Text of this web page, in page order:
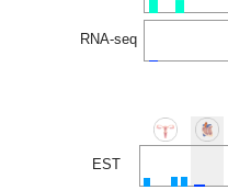
RNA-seq
EST